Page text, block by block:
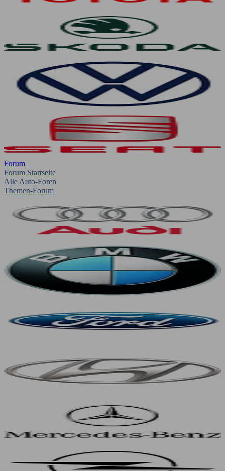
Forum
Forum Startseite
Alle Auto-Foren
Themen-Forum